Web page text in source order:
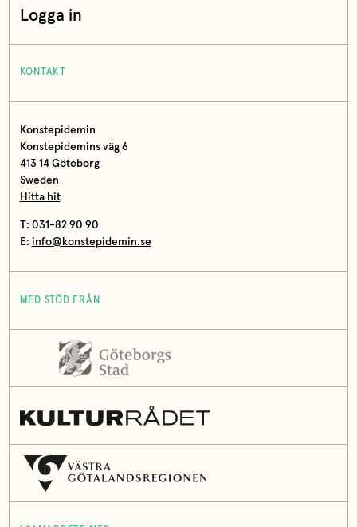
Logga in
KONTAKT
Konstepidemin
Konstepidemins väg 6
413 14 Göteborg
Sweden
Hitta hit
T: 031-82 90 90
E: info@konstepidemin.se
MED STÖD FRÅN